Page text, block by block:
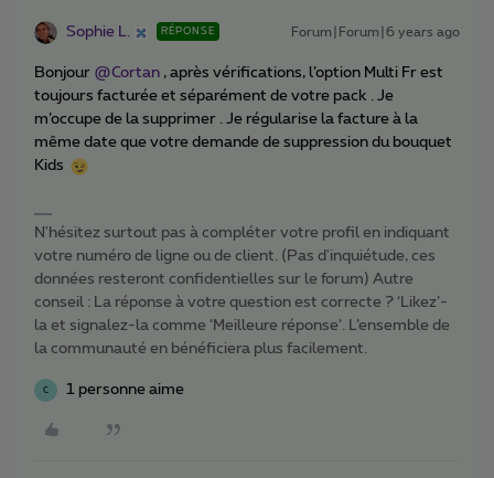
Sophie L. RÉPONSE Forum|Forum|6 years ago
Bonjour @Cortan , après vérifications, l’option Multi Fr est
toujours facturée et séparément de votre pack . Je
m’occupe de la supprimer . Je régularise la facture à la
même date que votre demande de suppression du bouquet
Kids
N'hésitez surtout pas à compléter votre profil en indiquant
votre numéro de ligne ou de client. (Pas d'inquiétude, ces
données resteront confidentielles sur le forum) Autre
conseil : La réponse à votre question est correcte ? ‘Likez’-
la et signalez-la comme ‘Meilleure réponse’. L’ensemble de
la communauté en bénéficiera plus facilement.
C 1 personne aime